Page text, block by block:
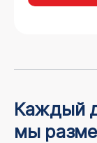
Каждый
мы